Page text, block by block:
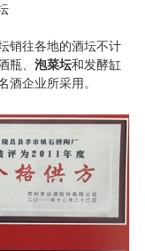
销往各地的酒坛不计
瓶、 泡菜坛和发酵缸
酒企业所采用。